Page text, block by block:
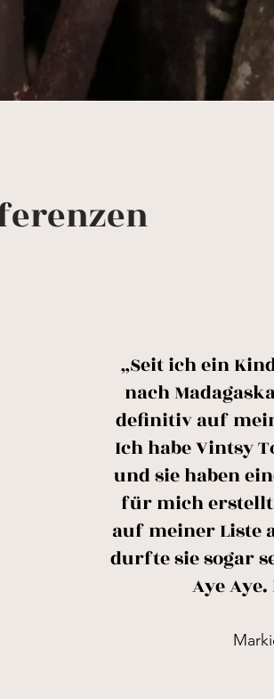
„Seit ich ein
nach
definitiv auf
Ich habe Vintsy
und sie haben
für mich
auf meiner Liste
durfte sie sogar
Aye